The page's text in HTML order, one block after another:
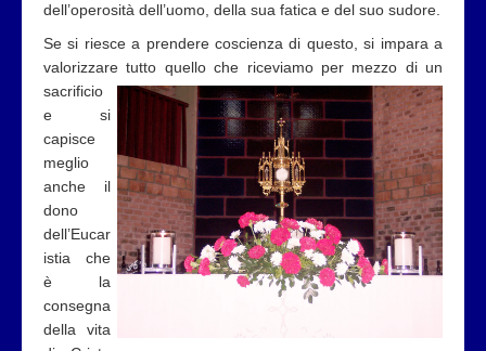
dell’operosità dell’uomo, della sua fatica e del suo sudore.
Se si riesce a prendere coscienza di questo, si impara a
valorizzare tutto quello che riceviamo per mezzo di un
sacrificio
e si
capisce
meglio
anche il
dono
dell’Eucar
istia che
è la
consegna
della vita